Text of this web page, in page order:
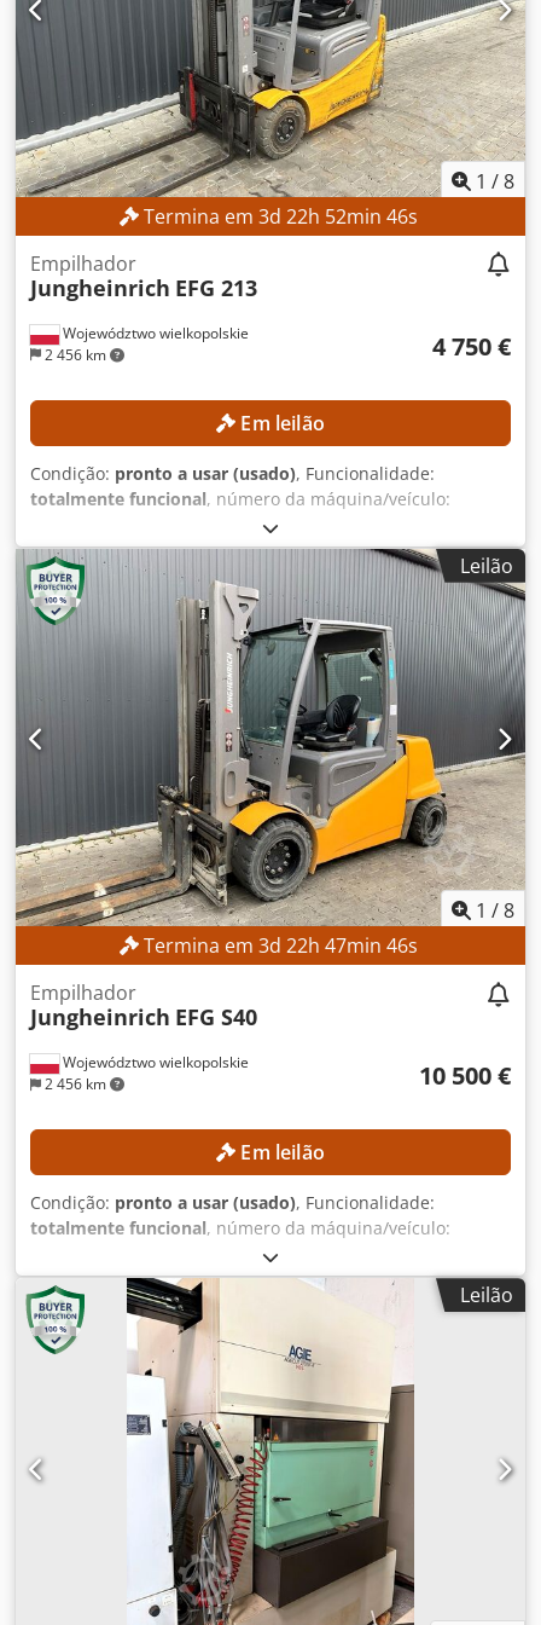
Pneus: novos Horas de operação: 5.612 h EQUIPAMENTO
Cabine Bateria Carregador Deslocador lateral Referência
externa: SL11370SP
1 /8
Termina em 3d 22h 52min 45s
Województwo wielkopolskie
2 456 km
Empilhador
Jungheinrich EFG 213
4 750 €
Em leilão
Condição: pronto a usar (usado), Funcionalidade:
totalmente funcional, número da máquina/veículo:
2021
17 268 h, altura de elevação:4 700 mm, elevação livre:
1 535 mm
, tipo de mastro:
, altura de construção:
2 125 mm
, Equipamento:deslocamento lateral, Sem
preço mínimo – venda garantida ao melhor lance!
DETALHES TÉCNICOS Altura de elevação: 4.700 mm Altura
total: 2.125 mm Elevação livre: 1.535 mm DETALHES DA
MÁQUINA Tipo de mastro: Mastro triplex com elevação
livre Tensão da bateria: 48 V Capacidade da bateria: 500
Ah Dodpfxozrlv Ee Ahrock Horas de funcionamento: 17.268
h EQUIPAMENTO Deslizador lateral Bateria Carregador
Referência externa: SL12191SP
Leilão
1 /8
Termina em 3d 22h 47min 45s
Województwo wielkopolskie
2 456 km
Empilhador
Jungheinrich EFG S40
10 500 €
Em leilão
Condição: pronto a usar (usado), Funcionalidade:
totalmente funcional, número da máquina/veículo:
2017
1 398 h, altura de elevação:3 540 mm, tipo de mastro:
duplex
, altura de construção:
, Equipamento:
deslocamento lateral, Sem preço mínimo – venda
garantida ao maior lance! DETALHES TÉCNICOS Altura de
elevação: 3.540 mm Altura total: 2.520 mm DETALHES DA
MÁQUINA Tipo de mastro: Duplex com elevação livre
Tensão da bateria: 80 V Capacidade da bateria: 930 Ah
Dcodpfjzrlvfox Ahrsk Ano de fabrico da bateria: 2017
Válvulas hidráulicas: 3.ª/4.ª válvula Horas de
funcionamento: 1.398 h EQUIPAMENTO Deslizador lateral
Posicionador de garfos Carregador incluído Referência
externa: SL13606SP
Leilão